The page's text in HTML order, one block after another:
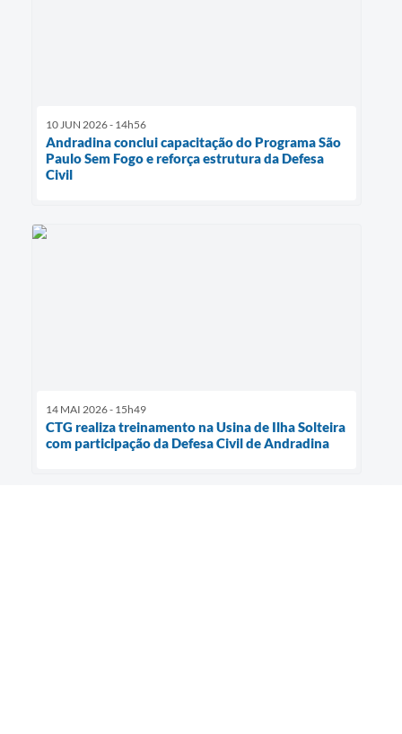
10 JUN 2026 - 14h56
Andradina conclui capacitação do Programa São
Paulo Sem Fogo e reforça estrutura da Defesa
Civil
14 MAI 2026 - 15h49
CTG realiza treinamento na Usina de Ilha Solteira
com participação da Defesa Civil de Andradina